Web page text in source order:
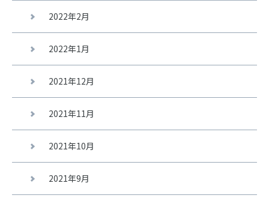
2022年2月
2022年1月
2021年12月
2021年11月
2021年10月
2021年9月